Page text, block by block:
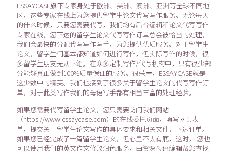
ESSAYCASE旗下专家身处于欧洲、美洲、澳洲、亚洲等全球不同地
区，这些专家在线上为您提供留学生论文代写写作服务。无论每天
的什么时候，只要您需要代写，我们均有后台编辑和论文代写写作
专家在线，您下达的留学生论文代写写作订单总会被恰当的处理，
我们会最快的分配代写写作写手，为您提供优质服务。对于留学生
论文，留学生们基本都知道如何进行写作，但实际写作的时候，很
多留学生朋友无从下笔。在众多定制写作/代写机构中，只有很少部
分能够真正做到100%质量保证的服务。很荣幸，ESSAYCASE就是
这少数中的精英。我们也接到了很多关于留学生论文的代写写作订
单，对于此类写作我们的母语写手都有相当丰富的处理经验。
如果您需要代写留学生论文，您只需要访问我们网站
（https://www.essaycase.com）的在线委托页面，填写网页表
单，提交关于留学生论文写作的具体要求和相关文件，下达订单。
如果您已经完成了一篇留学生论文，但心里不太有底，这时， 您也
可以使用我们的英文作文修改润色服务，由资深母语编辑帮您查找